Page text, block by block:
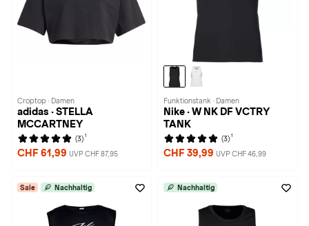
Croptop · Damen
adidas · STELLA
MCCARTNEY
(3) 1
CHF 61,99 UVP CHF 87,95
Funktionstank · Damen
Nike · W NK DF VCTRY
TANK
(3) 1
CHF 39,99 UVP CHF 46,99
Sale Nachhaltig Nachhaltig